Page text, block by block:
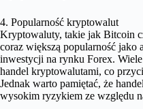
4. Popularność kryptowalut
Kryptowaluty, takie jak Bitcoin
coraz większą popularność jako
inwestycji na rynku Forex.
handel kryptowalutami, co
Jednak warto pamiętać, że
wysokim ryzykiem ze względu